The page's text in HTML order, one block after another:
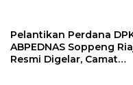
Pelantikan Perdana
ABPEDNAS Soppeng
Resmi Digelar, Camat